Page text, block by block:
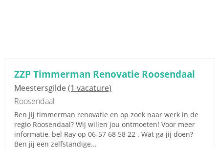
ZZP Timmerman Renovatie Roosendaal
Meestersgilde(1 vacature)
Roosendaal
Ben jij timmerman renovatie en op zoek naar werk in de
regio Roosendaal? Wij willen jou ontmoeten! Voor meer
informatie, bel Ray op 06-57 68 58 22 . Wat ga jij doen?
Ben jij een zelfstandige...